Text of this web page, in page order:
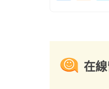
在